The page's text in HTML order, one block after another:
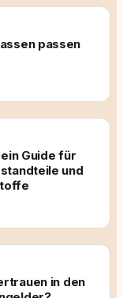
passen
Guide für
und
in den